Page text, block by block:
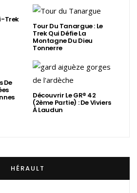
Trek
Tour Du Tanargue : Le
Trek Qui Défie La
Montagne Du Dieu
Tonnerre
De
Découvrir Le GR® 42
(2ème Partie) : De Viviers
À Laudun
HÉRAULT